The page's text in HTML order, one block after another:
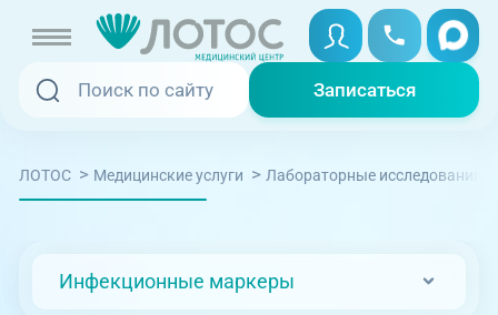
Записаться
Записаться
Услуги и цены
Записаться онлайн
Вызвать скорую
Медицина на дому
ЛОТОС > Медицинские услуги > Лабораторные исследования
Инфекционные маркеры